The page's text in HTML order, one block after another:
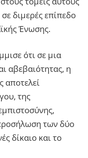
διμερές επίπεδο
Ένωσης.
ότι σε μια
αβεβαιότητας, η
αποτελεί
της
των δύο
δίκαιο και το